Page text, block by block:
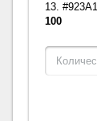
13.
100